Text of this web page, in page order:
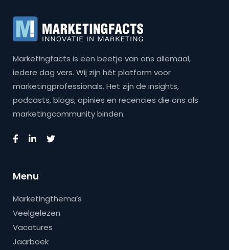
Marketingfacts is een beetje van ons allemaal,
iedere dag vers. Wij zijn hét platform voor
marketingprofessionals. Het zijn de insights,
podcasts, blogs, opinies en recencies die ons als
marketingcommunity binden.
Menu
Marketingthema’s
Veelgelezen
Vacatures
Jaarboek